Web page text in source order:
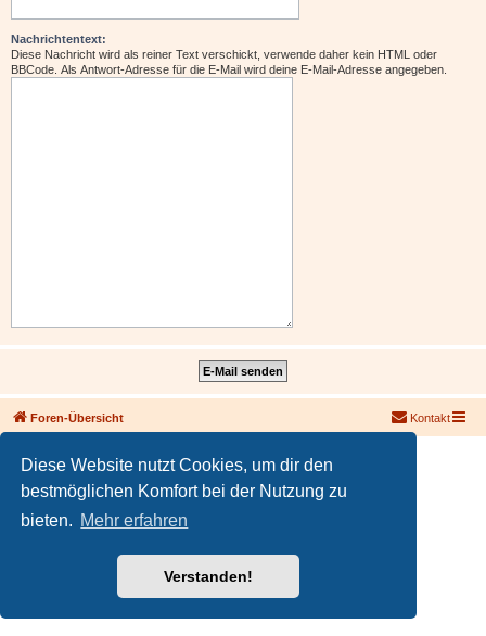
Diese Website nutzt Cookies, um dir den
bestmöglichen Komfort bei der Nutzung zu
bieten. Mehr erfahren
Verstanden!
Nachrichtentext:
Diese Nachricht wird als reiner Text verschickt, verwende daher kein HTML oder
BBCode. Als Antwort-Adresse für die E-Mail wird deine E-Mail-Adresse angegeben.
Foren-Übersicht Kontakt
Deutsche Übersetzung durch phpBB.de
PRIVACY_LINK|TERMS_LINK